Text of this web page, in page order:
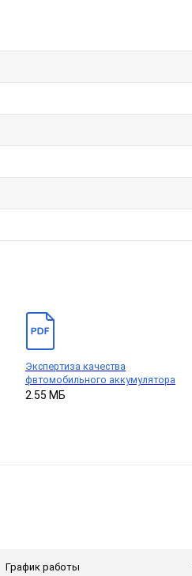
Экспертиза качества
фвтомобильного аккумулятора
2.55 МБ
График работы